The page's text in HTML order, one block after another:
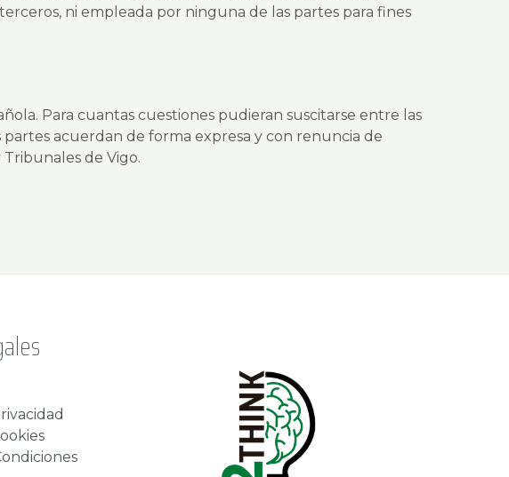
ni empleada por ninguna de las partes para fines
Para cuantas cuestiones pudieran suscitarse entre las
acuerdan de forma expresa y con renuncia de
de Vigo.